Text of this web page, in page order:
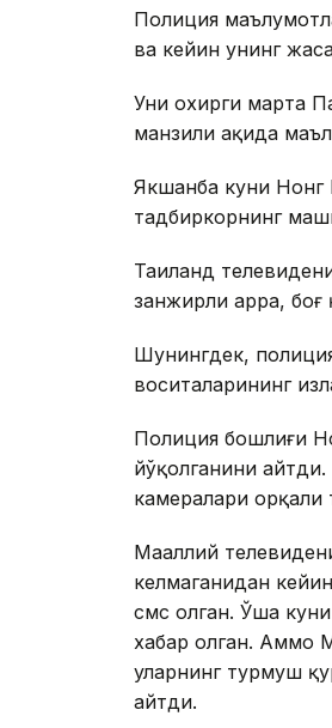
Полиция
ва кейин унинг
Уни охирги марта
манзили ҳақида
Якшанба куни Нонг
тадбиркорнинг
Таиланд
занжирли арра, боғ
Шунингдек,
воситаларининг
Полиция бошлиғи
йўқолганини
камералари орқали
Маҳаллий
келмаганидан
смс олган. Ўша
хабар олган. Аммо
уларнинг турмуш
айтди.